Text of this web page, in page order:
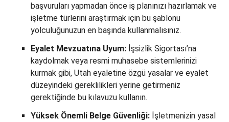
başvuruları yapmadan önce iş planınızı hazırlamak ve
işletme türlerini araştırmak için bu şablonu
yolculuğunuzun en başında kullanmalısınız.
Eyalet Mevzuatına Uyum: İşsizlik Sigortası’na
kaydolmak veya resmi muhasebe sistemlerinizi
kurmak gibi, Utah eyaletine özgü yasalar ve eyalet
düzeyindeki gereklilikleri yerine getirmeniz
gerektiğinde bu kılavuzu kullanın.
Yüksek Önemli Belge Güvenliği: İşletmenizin yasal